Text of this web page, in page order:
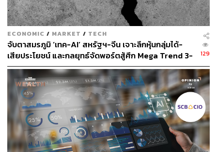
อีกทั้งประเด็นสำคัญคือ กองทุน ETF มีการทยอยซื้อทองคำ
อย่างต่อเนื่องในไตรมาส 2/24 เพื่อเตรียมรองรับสำหรับการ
ออกเสนอขายหน่วยลงทุน ถือเป็นปัจจัยสนับสนุนที่ต่อราคา
ทองคำ รวมถึงมีดีมานด์ที่มีความเสถียรขึ้นและมีแนวโน้ม
Fed เริ่มหั่นดอกเบี้ยเป็นบวกกับทองคำ
นอกจากนี้ยังมีปัจจัยที่คาดว่า Fed จะเริ่มลดดอกเบี้ยนโยบาย
เป็นครั้งแรก โดยหากเปรียบเทียบสถิติย้อนหลัง 7 ครั้งล่าสุดที่
มีการลดดอกเบี้ยของ Fed พบว่า มีสัดส่วน 3 ใน 4 ที่ราคา
ECONOMIC / MARKET / TECH
จับตาสมรภูมิ ‘เทค-AI’ สหรัฐฯ-จีน เจาะลึกหุ้นกลุ่มได้-
เสียประโยชน์ และกลยุทธ์จัดพอร์ตสู้ศึก Mega Trend 3-
5 ปีข้างหน้า
129